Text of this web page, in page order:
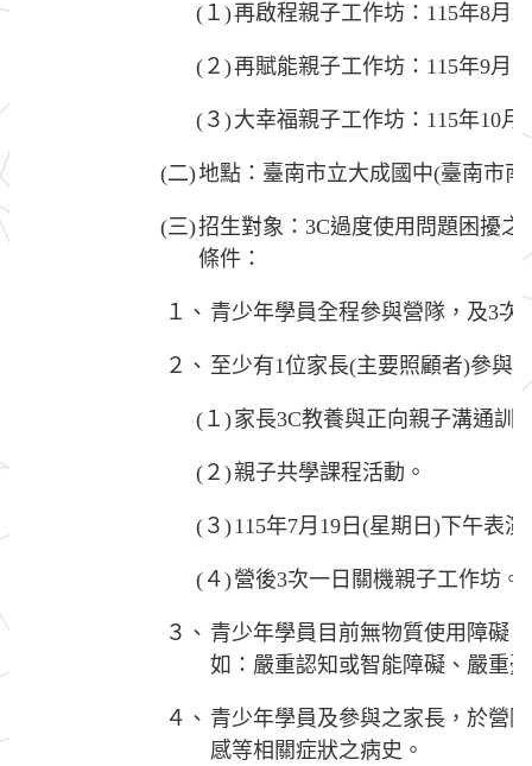
(１)再啟程親子工作坊：115年8月2
(２)再賦能親子工作坊：115年9月
(３)大幸福親子工作坊：115年10月
(二)地點：臺南市立大成國中(臺南市
(三)招生對象：3C過度使用問題困擾之
條件：
１、 青少年學員全程參與營隊，及3次
２、 至少有1位家長(主要照顧者)參與
(１)家長3C教養與正向親子溝通訓
(２)親子共學課程活動。
(３)115年7月19日(星期日)下午表
(４)營後3次一日關機親子工作坊。
３、 青少年學員目前無物質使用障礙
如：嚴重認知或智能障礙、嚴重
４、 青少年學員及參與之家長，於營
感等相關症狀之病史。